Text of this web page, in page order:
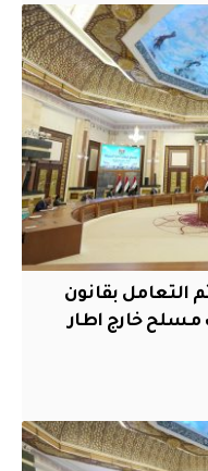
ايلول سيتم التعامل بقانون
مسلح خارج اطار